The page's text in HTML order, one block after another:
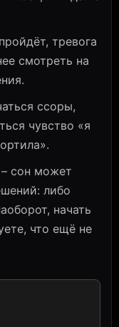
тревога
смотреть на
ссоры,
чувство «я
сон может
либо
начать
что ещё не